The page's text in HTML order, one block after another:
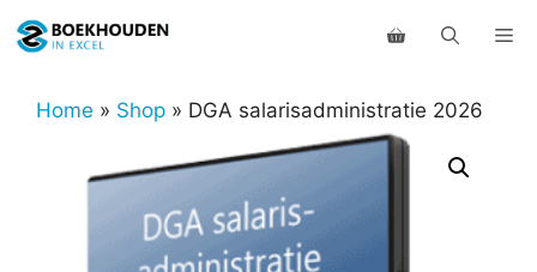
naar
inhoudHome » Shop » DGA salarisadministratie 2026